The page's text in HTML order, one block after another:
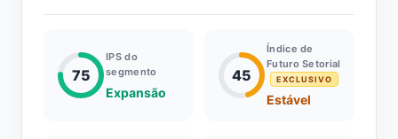
75
IPS do
segmento
Expansão
45
Índice de
Futuro Setorial
EXCLUSIVO
Estável